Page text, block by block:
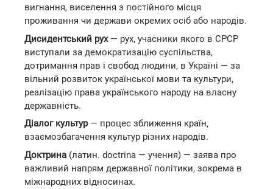
вигнання, виселення з постійного місця
проживання чи держави окремих осіб або народів.
Дисидентський рух— рух, учасники якого в СРСР
виступали за демократизацію суспільства,
дотримання прав і свобод людини, в Україні — за
вільний розвиток української мови та культури,
реалізацію права українського народу на власну
державність.
Діалог культур— процес зближення країн,
взаємозбагачення культур різних народів.
Доктрина (латин. doctrina — учення) — заява про
важливий напрям державної політики, зокрема в
міжнародних відносинах.